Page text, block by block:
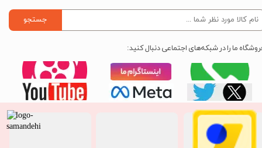
جستجو
ما را در شبکه‌های اجتماعی دنبال کنید: